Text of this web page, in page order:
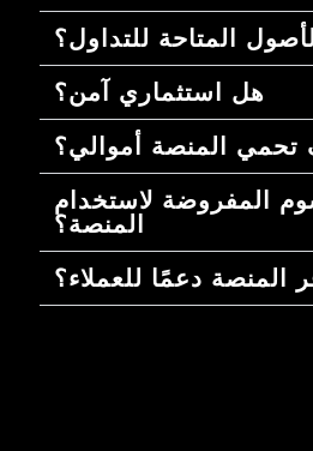
المتاحة للتداول؟
هل استثماري آمن؟
تحمي المنصة أموالي؟
المفروضة لاستخدام
المنصة؟
المنصة دعمًا للعملاء؟